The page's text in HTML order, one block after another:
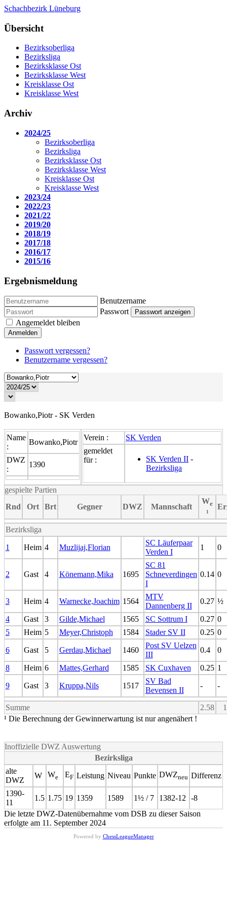
Schachbezirk Lüneburg
Übersicht
Bezirksoberliga
Bezirksliga
Bezirksklasse Ost
Bezirksklasse West
Kreisklasse Ost
Kreisklasse West
Archiv
2024/25
Bezirksoberliga
Bezirksliga
Bezirksklasse Ost
Bezirksklasse West
Kreisklasse Ost
Kreisklasse West
2023/24
2022/23
2021/22
2019/20
2018/19
2017/18
2016/17
2015/16
Ergebnismeldung
Benutzername
Passwort
Passwort anzeigen
Angemeldet bleiben
Anmelden
Passwort vergessen?
Benutzername vergessen?
Bowanko,Piotr - SK Verden
Name
:
Bowanko,Piotr
DWZ
:
1390
Verein :
SK Verden
gemeldet
für :
SK Verden II -
Bezirksliga
gespielte Partien
Rnd
Ort Brt Gegner DWZ Mannschaft
We
¹
Bezirksliga
1 Heim 4 Muzlijaj,Florian
SC Läuferpaar
Verden I
1 0
2 Gast 4 Könemann,Mika 1695
SC 81
Schneverdingen
I
0.14 0
3 Heim 4 Warnecke,Joachim 1564
MTV
Dannenberg II
0.27 ½
4 Gast 3 Gilde,Michael 1565 SC Sottrum I 0.27 0
5
Heim 5 Meyer,Christoph 1584 Stader SV II 0.25 0
6 Gast 5 Gerdau,Michael 1460
Post SV Uelzen
III
0.4 0
8 Heim 6 Mattes,Gerhard 1585 SK Cuxhaven 0.25 1
9 Gast 3 Kruppa,Nils 1517
SV Bad
Bevensen II
- -
Summe 2.58
¹ Die Berechnung der Gewinnerwartung ist nur angenähert !
Inoffizielle DWZ Auswertung
Bezirksliga
alte
DWZ
W We EF Leistung Niveau Punkte DWZneu Differenz
1390-
11
1.5 1.75 19 1359 1589 1½ / 7 1382-12
-8
Die letzte DWZ-Datenübernahme vom DSB zu dieser Saison
erfolgte am 11. September 2024
Powered by ChessLeagueManager